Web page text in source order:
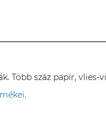
Több száz papír, vlies-